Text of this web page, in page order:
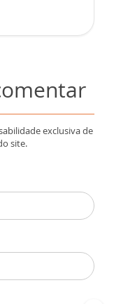
exclusiva de
site.